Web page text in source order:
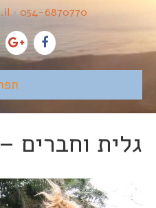
054-6870770
•
גלית וחברים